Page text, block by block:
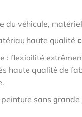
véhicule,
haute qualité
: flexibilité
haute qualité de
sans